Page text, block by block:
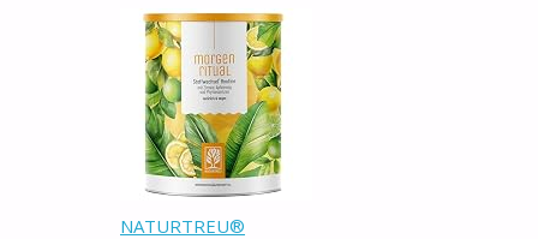
NATURTREU®